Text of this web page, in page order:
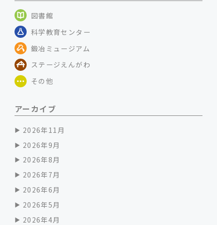
図書館
科学教育センター
鍛冶ミュージアム
ステージえんがわ
その他
アーカイブ
2026年11月
2026年9月
2026年8月
2026年7月
2026年6月
2026年5月
2026年4月